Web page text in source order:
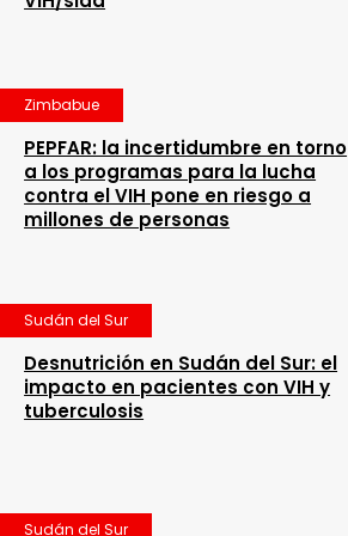
Zimbabue
PEPFAR: la incertidumbre en torno
a los programas para la lucha
contra el VIH pone en riesgo a
millones de personas
Sudán del Sur
Desnutrición en Sudán del Sur: el
impacto en pacientes con VIH y
tuberculosis
Sudán del Sur